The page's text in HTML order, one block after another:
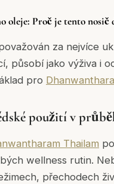
oleje: Proč je tento
za nejvíce
působí jako výživa i
pro
použití v
Thailam
wellness rutin.
přechodech